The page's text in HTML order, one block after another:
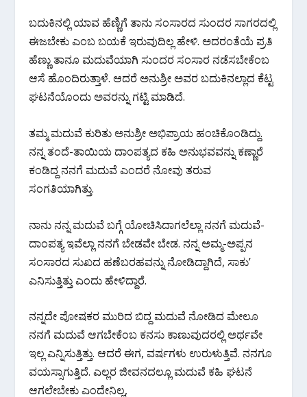
k p
ಬದುಕಿನಲ್ಲಿ ಯಾವ ಹೆಣ್ಣಿಗೆ ತಾನು ಸಂಸಾರದ ಸುಂದರ ಸಾಗರದಲ್ಲಿ
ಈಜಬೇಕು ಎಂಬ ಬಯಕೆ ಇರುವುದಿಲ್ಲ ಹೇಳಿ. ಅದರಂತೆಯೆ ಪ್ರತಿ
ಹೆಣ್ಣು ತಾನೂ ಮದುವೆಯಾಗಿ ಸುಂದರ ಸಂಸಾರ ನಡೆಸಬೇಕೆಂಬ
ಆಸೆ ಹೊಂದಿರುತ್ತಾಳೆ. ಆದರೆ ಅನುಶ್ರೀ ಅವರ ಬದುಕಿನಲ್ಲಾದ ಕೆಟ್ಟ
ಘಟನೆಯೊಂದು ಅವರನ್ನು ಗಟ್ಟಿ ಮಾಡಿದೆ.
ತಮ್ಮ ಮದುವೆ ಕುರಿತು ಅನುಶ್ರೀ ಅಭಿಪ್ರಾಯ ಹಂಚಿಕೊಂಡಿದ್ದು.
ನನ್ನ ತಂದೆ-ತಾಯಿಯ ದಾಂಪತ್ಯದ ಕಹಿ ಅನುಭವವನ್ನು ಕಣ್ಣಾರೆ
ಕಂಡಿದ್ದ ನನಗೆ ಮದುವೆ ಎಂದರೆ ನೋವು ತರುವ
ಸಂಗತಿಯಾಗಿತ್ತು.
ನಾನು ನನ್ನ ಮದುವೆ ಬಗ್ಗೆ ಯೋಚಿಸಿದಾಗಲೆಲ್ಲಾ ನನಗೆ ಮದುವೆ-
ದಾಂಪತ್ಯ ಇವೆಲ್ಲಾ ನನಗೆ ಬೇಡವೇ ಬೇಡ. ನನ್ನ ಅಮ್ಮ-ಅಪ್ಪನ
ಸಂಸಾರದ ಸುಖದ ಹಣೆಬರಹವನ್ನು ನೋಡಿದ್ದಾಗಿದೆ, ಸಾಕು’
ಎನಿಸುತ್ತಿತ್ತು ಎಂದು ಹೇಳಿದ್ದಾರೆ.
ನನ್ನದೇ ಪೋಷಕರ ಮುರಿದ ಬಿದ್ದ ಮದುವೆ ನೋಡಿದ ಮೇಲೂ
ನನಗೆ ಮದುವೆ ಆಗಬೇಕೆಂಬ ಕನಸು ಕಾಣುವುದರಲ್ಲಿ ಅರ್ಥವೇ
ಇಲ್ಲ ಎನ್ನಿಸುತ್ತಿತ್ತು. ಆದರೆ ಈಗ, ವರ್ಷಗಳು ಉರುಳುತ್ತಿವೆ. ನನಗೂ
ವಯಸ್ಸಾಗುತ್ತಿದೆ. ಎಲ್ಲರ ಜೀವನದಲ್ಲೂ ಮದುವೆ ಕಹಿ ಘಟನೆ
ಆಗಲೇಬೇಕು ಎಂದೇನಿಲ್ಲ,